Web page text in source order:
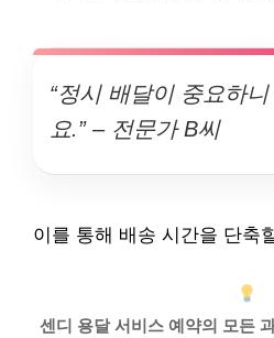
“정시 배달이 중요하
요.” – 전문가 B씨
이를 통해 배송 시간을 단축
센디 용달 서비스 예약의 모든